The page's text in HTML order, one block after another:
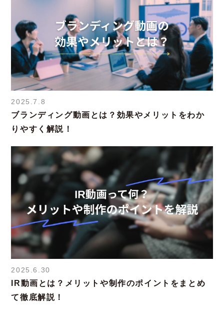
2025.7.8
ブランディング動画とは？効果やメリットをわか
りやすく解説！
2025.6.30
IR動画とは？メリットや制作のポイントをまとめ
て徹底解説！